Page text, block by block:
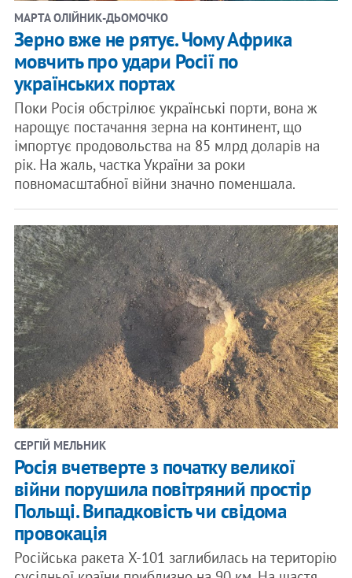
МАРТА ОЛІЙНИК-ДЬОМОЧКО
Зерно вже не рятує. Чому Африка
мовчить про удари Росії по
українських портах
Поки Росія обстрілює українські порти, вона ж
нарощує постачання зерна на континент, що
імпортує продовольства на 85 млрд доларів на
рік. На жаль, частка України за роки
повномасштабної війни значно поменшала.
СЕРГІЙ МЕЛЬНИК
Росія вчетверте з початку великої
війни порушила повітряний простір
Польщі. Випадковість чи свідома
провокація
Російська ракета X-101 заглибилась на територію